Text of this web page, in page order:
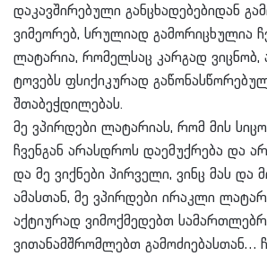
დაკავშირებული განცხადებებიდან
ვიმეორებ, სრულიად გამორიცხულია
ლატარია, რომელსაც კარგად ვიცნობ,
ტოვებს ფსიქიკურად
შთაბეჭდილებას.
მე ვპირდები ლატარიას, რომ მის
ჩვენგან არასდროს დაემუქრება და
და მე ვიქნები პირველი, ვინც მას და
ამასთან, მე ვპირდები ირაკლი
აქტიურად ვიმოქმედებთ
ვითანამშრომლებთ გამოძიებასთან…